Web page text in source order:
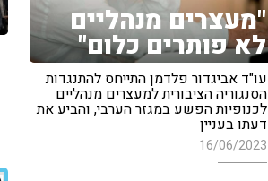
"מעצרים מנהליים
לא פותרים כלום"
עו"ד אביגדור פלדמן התייחס להתנגדות
הסנגוריה הציבורית למעצרים מנהליים
לכנופיות הפשע במגזר הערבי, והביע את
דעתו בעניין
16/06/2023